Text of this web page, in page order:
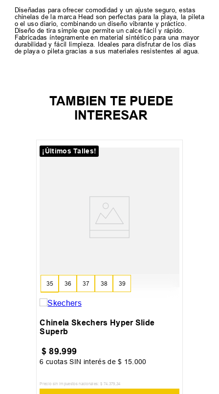
Diseñadas para ofrecer comodidad y un ajuste seguro, estas
chinelas de la marca Head son perfectas para la playa, la pileta
o el uso diario, combinando un diseño vibrante y práctico.
Diseño de tira simple que permite un calce fácil y rápido.
Fabricadas íntegramente en material sintético para una mayor
durabilidad y fácil limpieza. Ideales para disfrutar de los días
de playa o pileta gracias a sus materiales resistentes al agua.
TAMBIEN TE PUEDE
INTERESAR
¡Últimos Talles!
35 36 37 38 39
40
Chinela Skechers Hyper Slide
Superb
$ 89.999
6 cuotas SIN interés de$ 15.000
Precio sin impuestos nacionales: $ 74.379 ,34